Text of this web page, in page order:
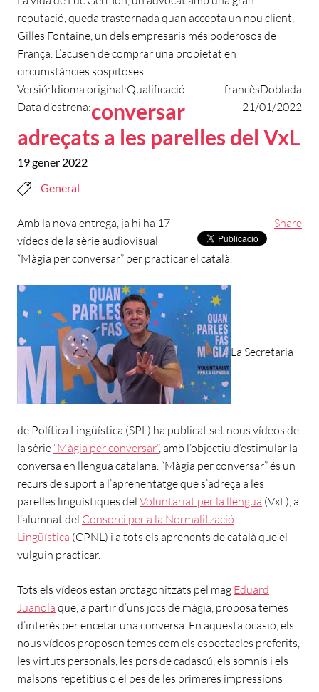
reputació, queda trastornada quan accepta un nou client,
Gilles Fontaine, un dels empresaris més poderosos de
França. L’acusen de comprar una propietat en
circumstàncies sospitoses…
Versió:
Doblada
Idioma original: francès
Qualificació
—
Data d’estrena:
21/01/2022
conversar
adreçats a les parelles del VxL
19 gener 2022
General
Share
Amb la nova entrega, ja hi ha 17
vídeos de la sèrie audiovisual
“Màgia per conversar” per practicar el català.
La Secretaria
de Política Lingüística (SPL) ha publicat set nous vídeos de
la sèrie “Màgia per conversar”, amb l’objectiu d’estimular la
conversa en llengua catalana. “Màgia per conversar” és un
recurs de suport a l’aprenentatge que s’adreça a les
parelles lingüístiques del Voluntariat per la llengua (VxL), a
l’alumnat del Consorci per a la Normalització
Lingüística (CPNL) i a tots els aprenents de català que el
vulguin practicar.
Tots els vídeos estan protagonitzats pel mag Eduard
Juanola que, a partir d’uns jocs de màgia, proposa temes
d’interès per encetar una conversa. En aquesta ocasió, els
nous vídeos proposen temes com els espectacles preferits,
les virtuts personals, les pors de cadascú, els somnis i els
malsons repetitius o el pes de les primeres impressions